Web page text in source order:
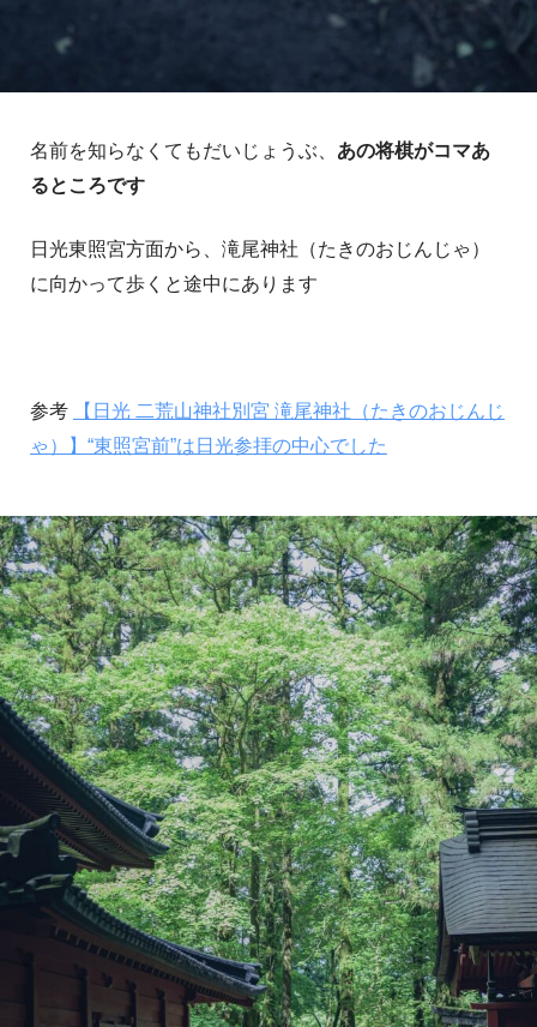
名前を知らなくてもだいじょうぶ、 あの将棋がコマあ
るところです
日光東照宮方面から、滝尾神社（たきのおじんじゃ）
に向かって歩くと途中にあります
参考
【日光 二荒山神社別宮 滝尾神社（たきのおじんじ
ゃ）】“東照宮前”は日光参拝の中心でした